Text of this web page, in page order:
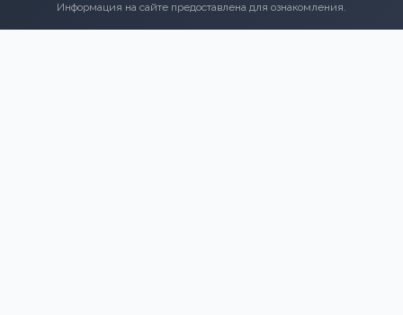
Информация на сайте предоставлена для ознакомления.